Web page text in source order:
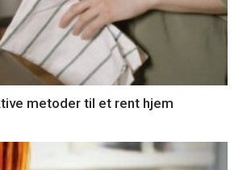
metoder til et rent hjem